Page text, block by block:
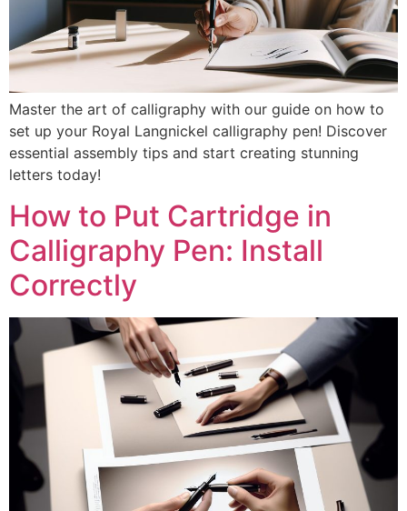
Master the art of calligraphy with our guide on how to
set up your Royal Langnickel calligraphy pen! Discover
essential assembly tips and start creating stunning
letters today!
How to Put Cartridge in
Calligraphy Pen: Install
Correctly